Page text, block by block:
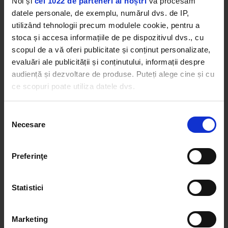
datele personale, de exemplu, numărul dvs. de IP,
utilizând tehnologii precum modulele cookie, pentru a
stoca și accesa informațiile de pe dispozitivul dvs., cu
scopul de a vă oferi publicitate și conținut personalizate,
evaluări ale publicității și conținutului, informații despre
audiență și dezvoltare de produse. Puteți alege cine și cu
ce scopuri poate utiliza datele dvs.
Să colectăm informațiile cu privire la locația dvs.
Să vă identificăm dispozitivul scanândul-l în mod
activ după caracteristici specifice (amprentare)
dvs. personale și configurați-vă preferințele la
secțiunea
consimțământului
Necesare
Preferinţe
Statistici
Marketing